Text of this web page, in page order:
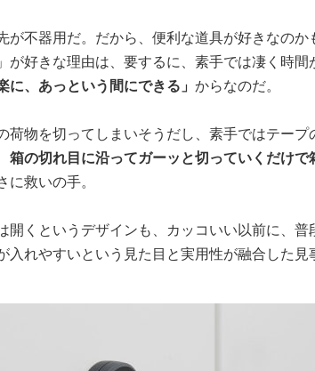
が不器用だ。だから、便利な道具が好きなのか
が好きな理由は、要するに、素手では凄く時間
に、あっという間にできる」 からなのだ。
荷物を切ってしまいそうだし、素手ではテープ
箱の切れ目に沿ってガーッと切っていくだけで
に救いの手。
開くというデザインも、カッコいい以前に、普
入れやすいという見た目と実用性が融合した見